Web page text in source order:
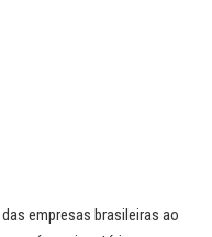
empresas brasileiras ao